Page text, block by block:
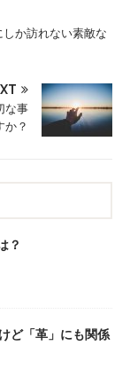
しか訪れない素敵な
な事
か？
？
ど「革」にも関係